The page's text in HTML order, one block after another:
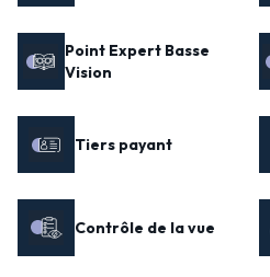
Point Expert Basse
Vision
Tiers payant
Contrôle de la vue